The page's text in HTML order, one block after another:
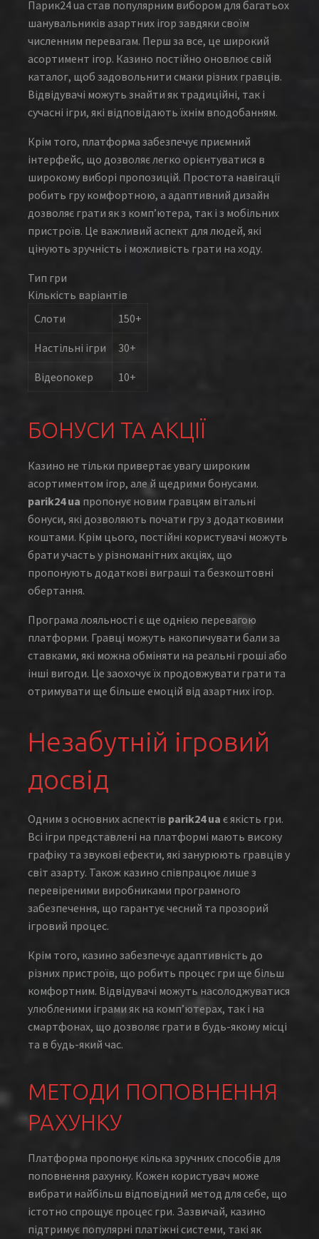
Парик24 ua став популярним вибором для багатьох
шанувальників азартних ігор завдяки своїм
численним перевагам. Перш за все, це широкий
асортимент ігор. Казино постійно оновлює свій
каталог, щоб задовольнити смаки різних гравців.
Відвідувачі можуть знайти як традиційні, так і
сучасні ігри, які відповідають їхнім вподобанням.
Крім того, платформа забезпечує приємний
інтерфейс, що дозволяє легко орієнтуватися в
широкому виборі пропозицій. Простота навігації
робить гру комфортною, а адаптивний дизайн
дозволяє грати як з комп’ютера, так і з мобільних
пристроїв. Це важливий аспект для людей, які
цінують зручність і можливість грати на ходу.
Тип гри
Кількість варіантів
Слоти
150+
Настільні ігри 30+
Відеопокер 10+
БОНУСИ ТА АКЦІЇ
Казино не тільки привертає увагу широким
асортиментом ігор, але й щедрими бонусами.
parik24 ua пропонує новим гравцям вітальні
бонуси, які дозволяють почати гру з додатковими
коштами. Крім цього, постійні користувачі можуть
брати участь у різноманітних акціях, що
пропонують додаткові виграші та безкоштовні
обертання.
Програма лояльності є ще однією перевагою
платформи. Гравці можуть накопичувати бали за
ставками, які можна обміняти на реальні гроші або
інші вигоди. Це заохочує їх продовжувати грати та
отримувати ще більше емоцій від азартних ігор.
Незабутній ігровий
досвід
Одним з основних аспектів parik24 ua є якість гри.
Всі ігри представлені на платформі мають високу
графіку та звукові ефекти, які занурюють гравців у
світ азарту. Також казино співпрацює лише з
перевіреними виробниками програмного
забезпечення, що гарантує чесний та прозорий
ігровий процес.
Крім того, казино забезпечує адаптивність до
різних пристроїв, що робить процес гри ще більш
комфортним. Відвідувачі можуть насолоджуватися
улюбленими іграми як на комп’ютерах, так і на
смартфонах, що дозволяє грати в будь-якому місці
та в будь-який час.
МЕТОДИ ПОПОВНЕННЯ
РАХУНКУ
Платформа пропонує кілька зручних способів для
поповнення рахунку. Кожен користувач може
вибрати найбільш відповідний метод для себе, що
істотно спрощує процес гри. Зазвичай, казино
підтримує популярні платіжні системи, такі як